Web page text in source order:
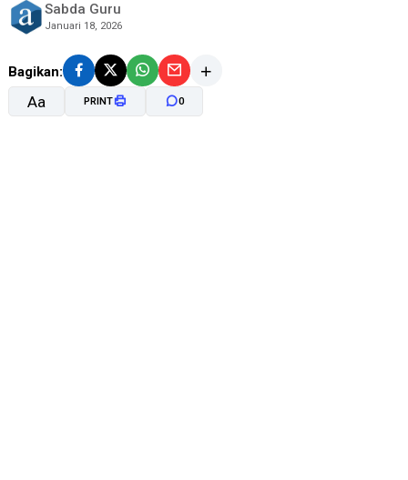
Sabda Guru
Januari 18, 2026
Bagikan:
Aa PRINT 0